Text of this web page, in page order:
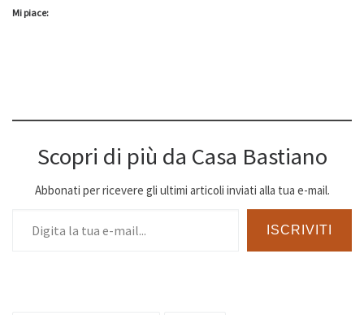
Mi piace:
Scopri di più da Casa Bastiano
Abbonati per ricevere gli ultimi articoli inviati alla tua e-mail.
ISCRIVITI